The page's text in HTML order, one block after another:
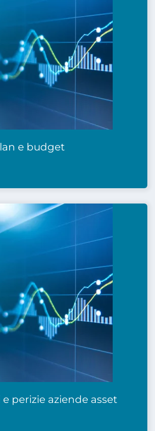
e budget
perizie aziende asset